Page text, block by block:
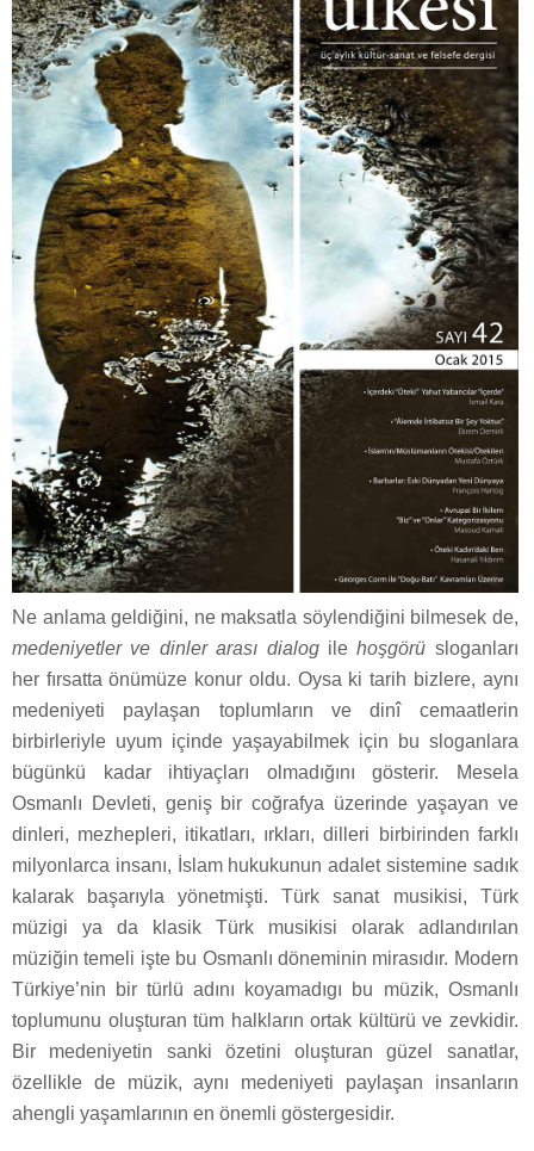
Ne anlama geldiğini, ne maksatla söylendiğini bilmesek de,
medeniyetler ve dinler arası dialog ilehoşgörü sloganları
her fırsatta önümüze konur oldu. Oysa ki tarih bizlere, aynı
medeniyeti paylaşan toplumların ve dinî cemaatlerin
birbirleriyle uyum içinde yaşayabilmek için bu sloganlara
bügünkü kadar ihtiyaçları olmadığını gösterir. Mesela
Osmanlı Devleti, geniş bir coğrafya üzerinde yaşayan ve
dinleri, mezhepleri, itikatları, ırkları, dilleri birbirinden farklı
milyonlarca insanı, İslam hukukunun adalet sistemine sadık
kalarak başarıyla yönetmişti. Türk sanat musikisi, Türk
müzigi ya da klasik Türk musikisi olarak adlandırılan
müziğin temeli işte bu Osmanlı döneminin mirasıdır. Modern
Türkiye’nin bir türlü adını koyamadıgı bu müzik, Osmanlı
toplumunu oluşturan tüm halkların ortak kültürü ve zevkidir.
Bir medeniyetin sanki özetini oluşturan güzel sanatlar,
özellikle de müzik, aynı medeniyeti paylaşan insanların
ahengli yaşamlarının en önemli göstergesidir.